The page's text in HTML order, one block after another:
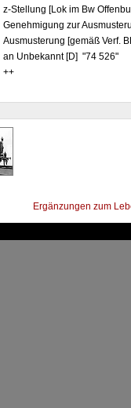
z-Stellung [Lok im Bw
Genehmigung zur
Ausmusterung [gemäß Verf.
an Unbekannt [D] "74 526"
++
Ergänzungen zum